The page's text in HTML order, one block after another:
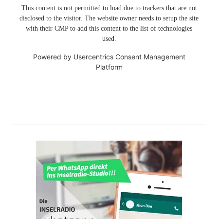
This content is not permitted to load due to trackers that are not
disclosed to the visitor. The website owner needs to setup the site
with their CMP to add this content to the list of technologies
used.
Powered by Usercentrics Consent Management
Platform